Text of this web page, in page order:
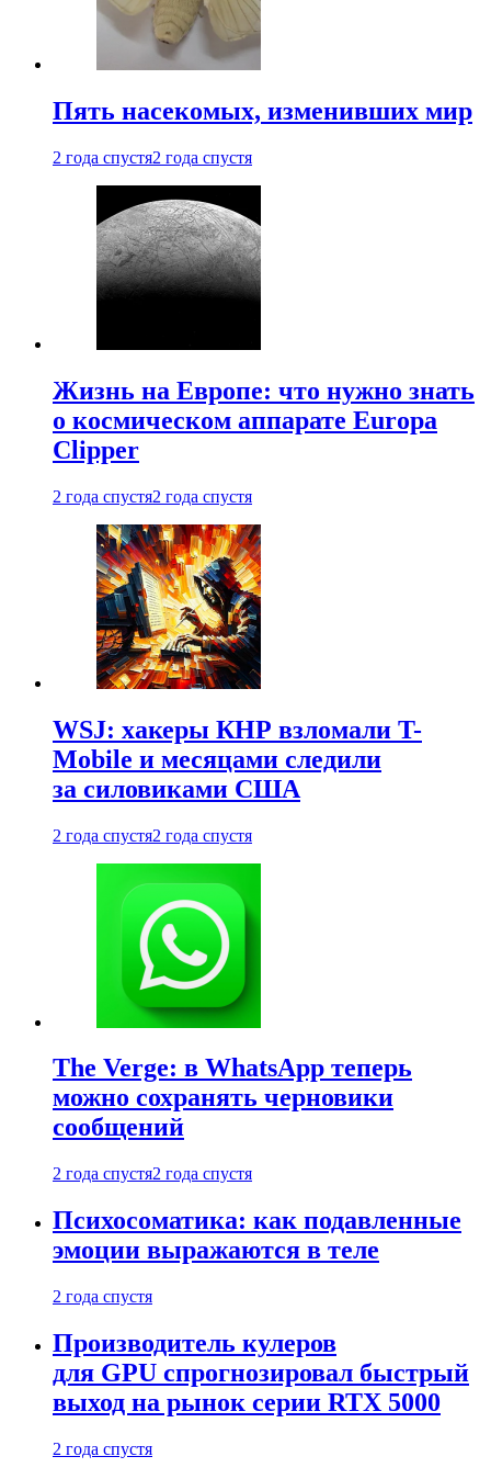
Пять насекомых, изменивших мир
2 года спустя2 года спустя
Жизнь на Европе: что нужно знать
о космическом аппарате Europa
Clipper
2 года спустя2 года спустя
WSJ: хакеры КНР взломали T-
Mobile и месяцами следили
за силовиками США
2 года спустя2 года спустя
The Verge: в WhatsApp теперь
можно сохранять черновики
сообщений
2 года спустя2 года спустя
Психосоматика: как подавленные
эмоции выражаются в теле
2 года спустя
Производитель кулеров
для GPU спрогнозировал быстрый
выход на рынок серии RTX 5000
2 года спустя